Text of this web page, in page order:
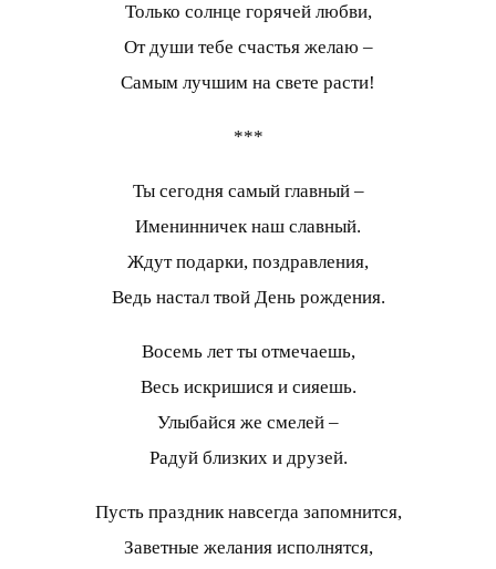
Только солнце горячей любви,
От души тебе счастья желаю –
Самым лучшим на свете расти!
***
Ты сегодня самый главный –
Именинничек наш славный.
Ждут подарки, поздравления,
Ведь настал твой День рождения.
Восемь лет ты отмечаешь,
Весь искришися и сияешь.
Улыбайся же смелей –
Радуй близких и друзей.
Пусть праздник навсегда запомнится,
Заветные желания исполнятся,